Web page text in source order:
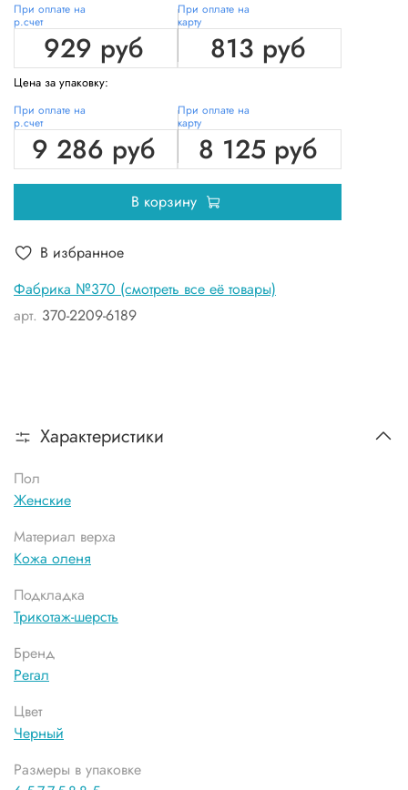
Фабрика №370 (смотреть все её товары)
арт. 370-2209-6189
При оплате на
р.счет
929 руб
При оплате на
карту
813 руб
Цена за упаковку:
При оплате на
р.счет
9 286 руб
При оплате на
карту
8 125 руб
В корзину
В избранное
Характеристики
Пол
Женские
Материал верха
Кожа оленя
Подкладка
Трикотаж-шерсть
Бренд
Регал
Цвет
Черный
Размеры в упаковке